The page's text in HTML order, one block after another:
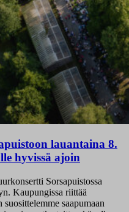
lauantaina 8.
hyvissä ajoin
Sorsapuistossa
Kaupungissa riittää
saapumaan